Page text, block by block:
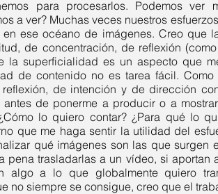
para procesarlos. Podemos ver
a ver? Muchas veces nuestros
en ese océano de imágenes. Creo que
de concentración, de reflexión
la superficialidad es un aspecto que
de contenido no es tarea fácil.
de intención y de dirección
antes de ponerme a producir o a
lo quiero contar? ¿Para qué lo
que me haga sentir la utilidad del
qué imágenes son las que surgen
pena trasladarlas a un vídeo, si aportan
algo a lo que globalmente quiero
no siempre se consigue, creo que el